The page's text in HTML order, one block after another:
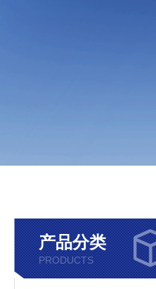
产品分类
PRODUCTS